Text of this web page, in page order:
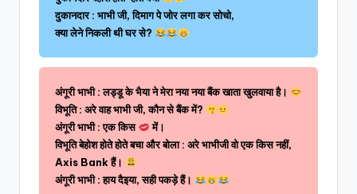
दुकानदार : भाभी जी, दिमाग पे जोर लगा कर सोचो,
क्या लेने निकली थी घर से?
अंगूरी भाभी : लड्डू के भैया ने मेरा नया नया बैंक खाता खुलवाया है।
विभूति : अरे वाह भाभी जी, कौन से बैंक में?
अंगूरी भाभी : एक किस
में।
विभूति बेहोश होते होते बचा और बोला : अरे भाभीजी वो एक किस नहीं,
Axis Bank हैं।
अंगूरी भाभी : हाय दैइया, सही पकड़े हैं।